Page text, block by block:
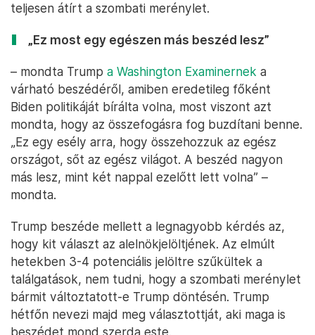
teljesen átírt a szombati merénylet.
„Ez most egy egészen más beszéd lesz”
– mondta Trump a Washington Examinernek a
várható beszédéről, amiben eredetileg főként
Biden politikáját bírálta volna, most viszont azt
mondta, hogy az összefogásra fog buzdítani benne.
„Ez egy esély arra, hogy összehozzuk az egész
országot, sőt az egész világot. A beszéd nagyon
más lesz, mint két nappal ezelőtt lett volna” –
mondta.
Trump beszéde mellett a legnagyobb kérdés az,
hogy kit választ az alelnökjelöltjének. Az elmúlt
hetekben 3-4 potenciális jelöltre szűkültek a
találgatások, nem tudni, hogy a szombati merénylet
bármit változtatott-e Trump döntésén. Trump
hétfőn nevezi majd meg választottját, aki maga is
beszédet mond szerda este.